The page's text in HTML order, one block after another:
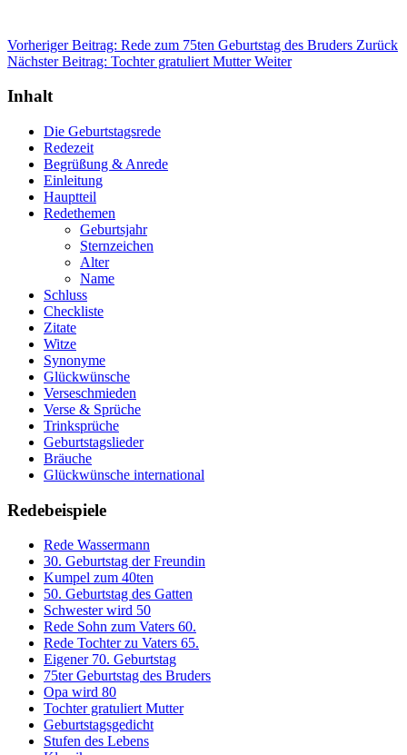
Vorheriger Beitrag: Rede zum 75ten Geburtstag des Bruders Zurück
Nächster Beitrag: Tochter gratuliert MutterWeiter
Inhalt
Die Geburtstagsrede
Redezeit
Begrüßung & Anrede
Einleitung
Hauptteil
Redethemen
Geburtsjahr
Sternzeichen
Alter
Name
Schluss
Checkliste
Zitate
Witze
Synonyme
Glückwünsche
Verseschmieden
Verse & Sprüche
Trinksprüche
Geburtstagslieder
Bräuche
Glückwünsche international
Redebeispiele
Rede Wassermann
30. Geburtstag der Freundin
Kumpel zum 40ten
50. Geburtstag des Gatten
Schwester wird 50
Rede Sohn zum Vaters 60.
Rede Tochter zu Vaters 65.
Eigener 70. Geburtstag
75ter Geburtstag des Bruders
Opa wird 80
Tochter gratuliert Mutter
Geburtstagsgedicht
Stufen des Lebens